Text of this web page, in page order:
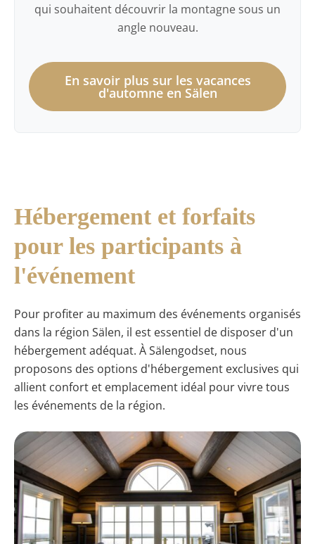
qui souhaitent découvrir la montagne sous un
angle nouveau.
En savoir plus sur les vacances
d'automne en Sälen
Hébergement et forfaits
pour les participants à
l'événement
Pour profiter au maximum des événements organisés
dans la région Sälen, il est essentiel de disposer d'un
hébergement adéquat. À Sälengodset, nous
proposons des options d'hébergement exclusives qui
allient confort et emplacement idéal pour vivre tous
les événements de la région.